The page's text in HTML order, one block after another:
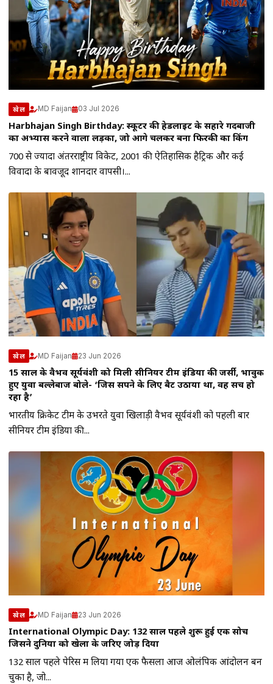
खेल MD Faijan 03 Jul 2026
Harbhajan Singh Birthday: स्कूटर की हेडलाइट के सहारे गेंदबाजी
का अभ्यास करने वाला लड़का, जो आगे चलकर बना फिरकी का किंग
700 से ज्यादा अंतरराष्ट्रीय विकेट, 2001 की ऐतिहासिक हैट्रिक और कई
विवादों के बावजूद शानदार वापसी।...
खेल MD Faijan 23 Jun 2026
15 साल के वैभव सूर्यवंशी को मिली सीनियर टीम इंडिया की जर्सी, भावुक
हुए युवा बल्लेबाज बोले- ‘जिस सपने के लिए बैट उठाया था, वह सच हो
रहा है’
भारतीय क्रिकेट टीम के उभरते युवा खिलाड़ी वैभव सूर्यवंशी को पहली बार
सीनियर टीम इंडिया की...
खेल MD Faijan 23 Jun 2026
International Olympic Day: 132 साल पहले शुरू हुई एक सोच
जिसने दुनिया को खेलों के जरिए जोड़ दिया
132 साल पहले पेरिस में लिया गया एक फैसला आज ओलंपिक आंदोलन बन
चुका है, जो...